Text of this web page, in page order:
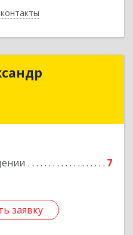
7
заявку
Александр
Подробнее
заявку